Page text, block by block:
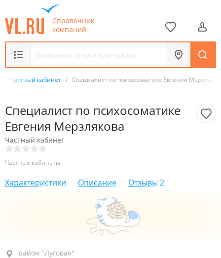
Справочник
компаний
Частный кабинет / Специалист по психосоматике Евгения
Специалист по психосоматике
Евгения Мерзлякова
Частный кабинет
Частные кабинеты
Характеристики Описание Отзывы 2
район "Луговая", ул. Трамвайная, 14Б
район "Луговая"